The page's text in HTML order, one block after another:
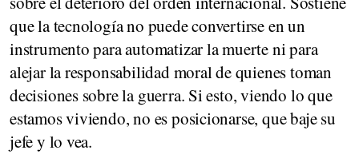
que la tecnología no puede convertirse en un
instrumento para automatizar la muerte ni para
alejar la responsabilidad moral de quienes toman
decisiones sobre la guerra. Si esto, viendo lo que
estamos viviendo, no es posicionarse, que baje su
jefe y lo vea.